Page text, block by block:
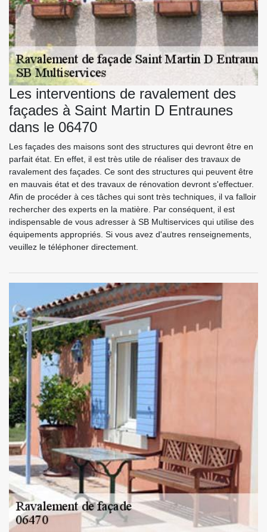
Les interventions de ravalement des
façades à Saint Martin D Entraunes
dans le 06470
Les façades des maisons sont des structures qui devront être en
parfait état. En effet, il est très utile de réaliser des travaux de
ravalement des façades. Ce sont des structures qui peuvent être
en mauvais état et des travaux de rénovation devront s'effectuer.
Afin de procéder à ces tâches qui sont très techniques, il va falloir
rechercher des experts en la matière. Par conséquent, il est
indispensable de vous adresser à SB Multiservices qui utilise des
équipements appropriés. Si vous avez d'autres renseignements,
veuillez le téléphoner directement.